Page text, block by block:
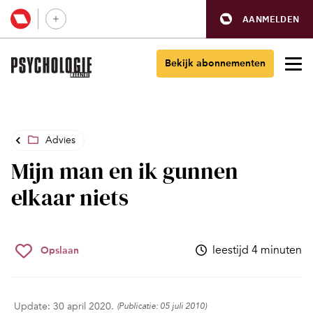
AANMELDEN
Bekijk abonnementen
Advies
Mijn man en ik gunnen
elkaar niets
Opslaan leestijd 4 minuten
Update: 30 april 2020. (Publicatie: 05 juli 2010)